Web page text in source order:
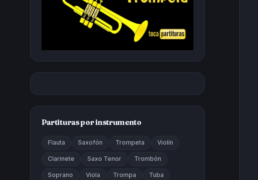
Partituras por instrumento
Flauta Saxofón Trompeta Violín
Clarinete Saxo Tenor Trombón
Soprano Viola Trompa Tuba